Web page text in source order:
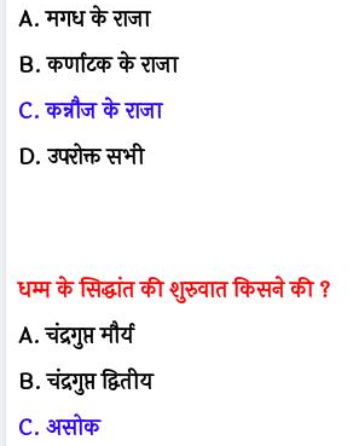
A. मगध के राजा
B. कर्णाटक के राजा
C. कन्नौज के राजा
D. उपरोक्त सभी
धम्म के सिद्धांत की शुरुवात किसने की ?
A. चंद्रगुप्त मौर्य
B. चंद्रगुप्त द्वितीय
C. असोक